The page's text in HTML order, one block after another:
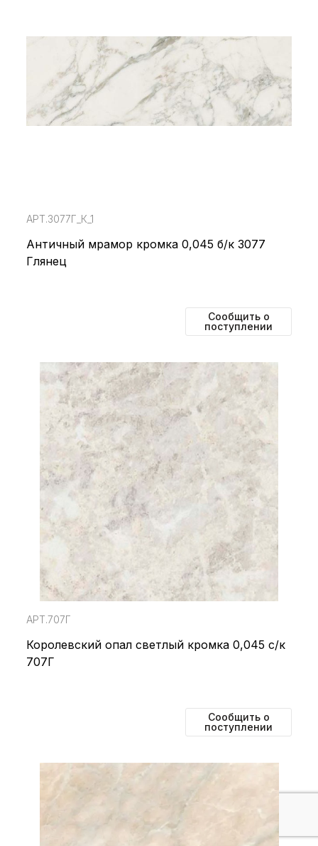
АРТ.3077Г_К_1
Античный мрамор кромка 0,045 б/к 3077
Глянец
Сообщить о
поступлении
АРТ.707Г
Королевский опал светлый кромка 0,045 с/к
707Г
Сообщить о
поступлении